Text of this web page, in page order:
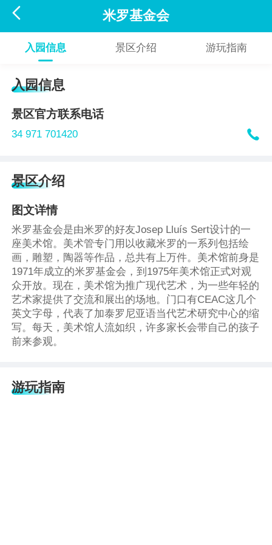
 米罗基金会
入园信息 景区介绍 游玩指南
入园信息
景区官方联系电话
34 971 701420 
景区介绍
图文详情
米罗基金会是由米罗的好友Josep Lluís Sert设计的一
座美术馆。美术管专门用以收藏米罗的一系列包括绘
画，雕塑，陶器等作品，总共有上万件。美术馆前身是
1971年成立的米罗基金会，到1975年美术馆正式对观
众开放。现在，美术馆为推广现代艺术，为一些年轻的
艺术家提供了交流和展出的场地。门口有CEAC这几个
英文字母，代表了加泰罗尼亚语当代艺术研究中心的缩
写。每天，美术馆人流如织，许多家长会带自己的孩子
前来参观。
游玩指南